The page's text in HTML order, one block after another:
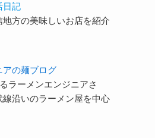
日記
地方の美味しいお店を紹介
アの麺ブログ
ラーメンエンジニアさ
線沿いのラーメン屋を中心